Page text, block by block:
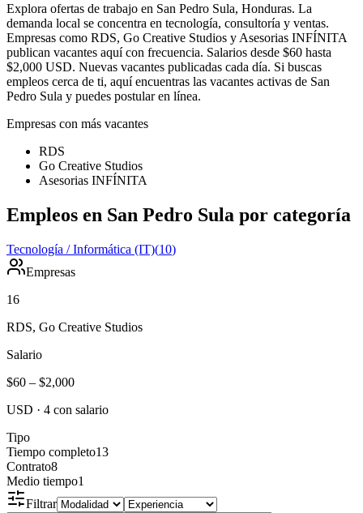
Explora ofertas de trabajo en San Pedro Sula, Honduras. La
demanda local se concentra en tecnología, consultoría y ventas.
Empresas como RDS, Go Creative Studios y Asesorias INFÍNITA
publican vacantes aquí con frecuencia. Salarios desde $60 hasta
$2,000 USD. Nuevas vacantes publicadas cada día. Si buscas
empleos cerca de ti, aquí encuentras las vacantes activas de San
Pedro Sula y puedes postular en línea.
Empresas con más vacantes
RDS
Go Creative Studios
Asesorias INFÍNITA
Empleos en San Pedro Sula por categoría
Tecnología / Informática (IT)(10)
Empresas
16
RDS, Go Creative Studios
Salario
$60 – $2,000
USD · 4 con salario
Tipo
Tiempo completo13
Contrato8
Medio tiempo1
Filtrar